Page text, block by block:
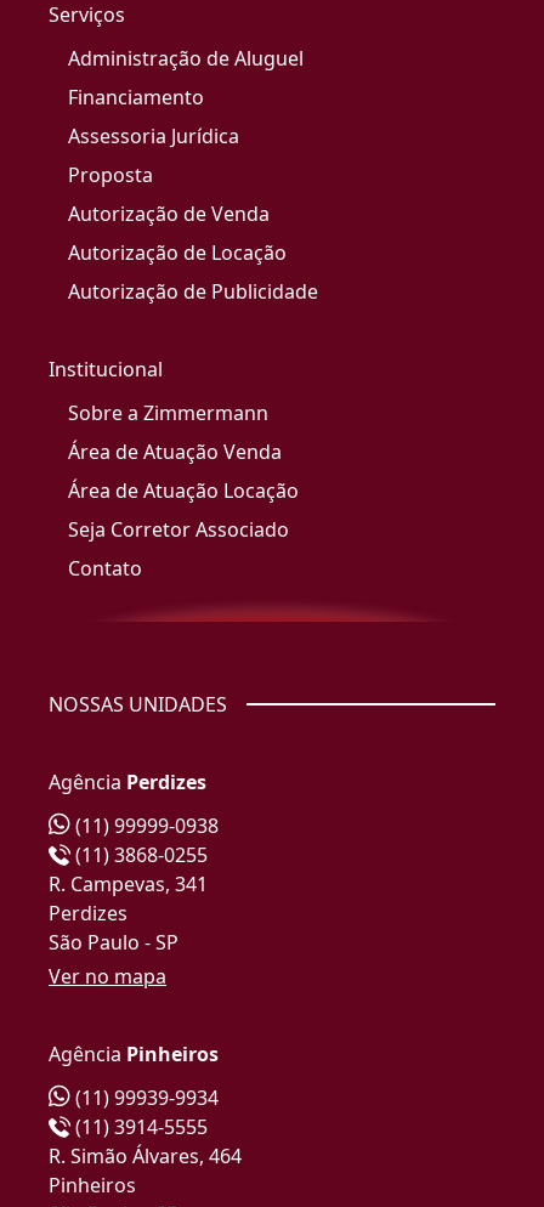
Serviços
Administração de Aluguel
Financiamento
Assessoria Jurídica
Proposta
Autorização de Venda
Autorização de Locação
Autorização de Publicidade
Institucional
Sobre a Zimmermann
Área de Atuação Venda
Área de Atuação Locação
Seja Corretor Associado
Contato
NOSSAS UNIDADES
Agência Perdizes
(11) 99999-0938
(11) 3868-0255
R. Campevas, 341
Perdizes
São Paulo - SP
Ver no mapa
Agência Pinheiros
(11) 99939-9934
(11) 3914-5555
R. Simão Álvares, 464
Pinheiros